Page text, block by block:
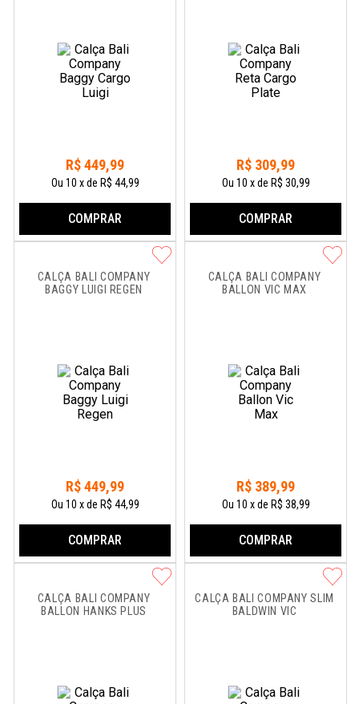
R$ 449,99
Ou 10 xde R$ 44,99
COMPRAR
R$ 309,99
Ou 10 xde R$ 30,99
COMPRAR
CALÇA BALI COMPANY
BAGGY LUIGI REGEN
R$ 449,99
Ou 10 xde R$ 44,99
COMPRAR
CALÇA BALI COMPANY
BALLON VIC MAX
R$ 389,99
Ou 10 xde R$ 38,99
COMPRAR
CALÇA BALI COMPANY
BALLON HANKS PLUS
CALÇA BALI COMPANY SLIM
BALDWIN VIC